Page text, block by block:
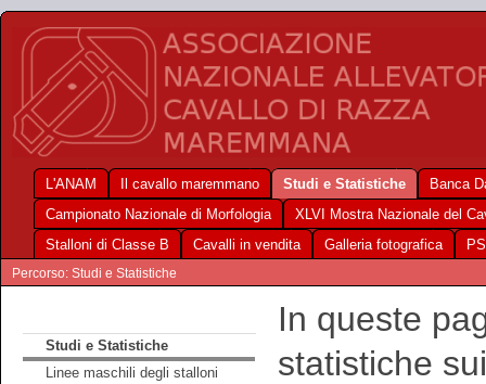
L'ANAM Il cavallo maremmano Studi e Statistiche
Banca
Campionato Nazionale di Morfologia
XLVI Mostra Nazionale del
Stalloni di Classe B
Cavalli in vendita Galleria fotografica
Percorso: Studi e Statistiche
Studi e Statistiche
Linee maschili degli stalloni
In queste
statistiche